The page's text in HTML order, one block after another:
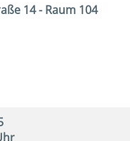
14 - Raum 104